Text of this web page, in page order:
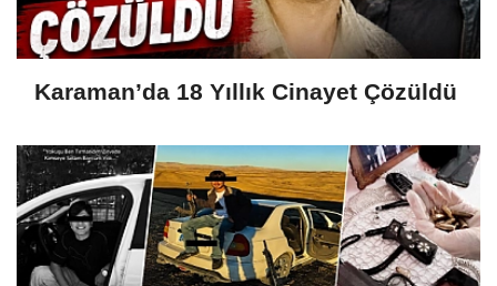
Karaman’da 18 Yıllık Cinayet Çözüldü